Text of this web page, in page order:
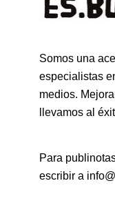
Somos una
especialistas
medios.
llevamos al
Para
escribir a